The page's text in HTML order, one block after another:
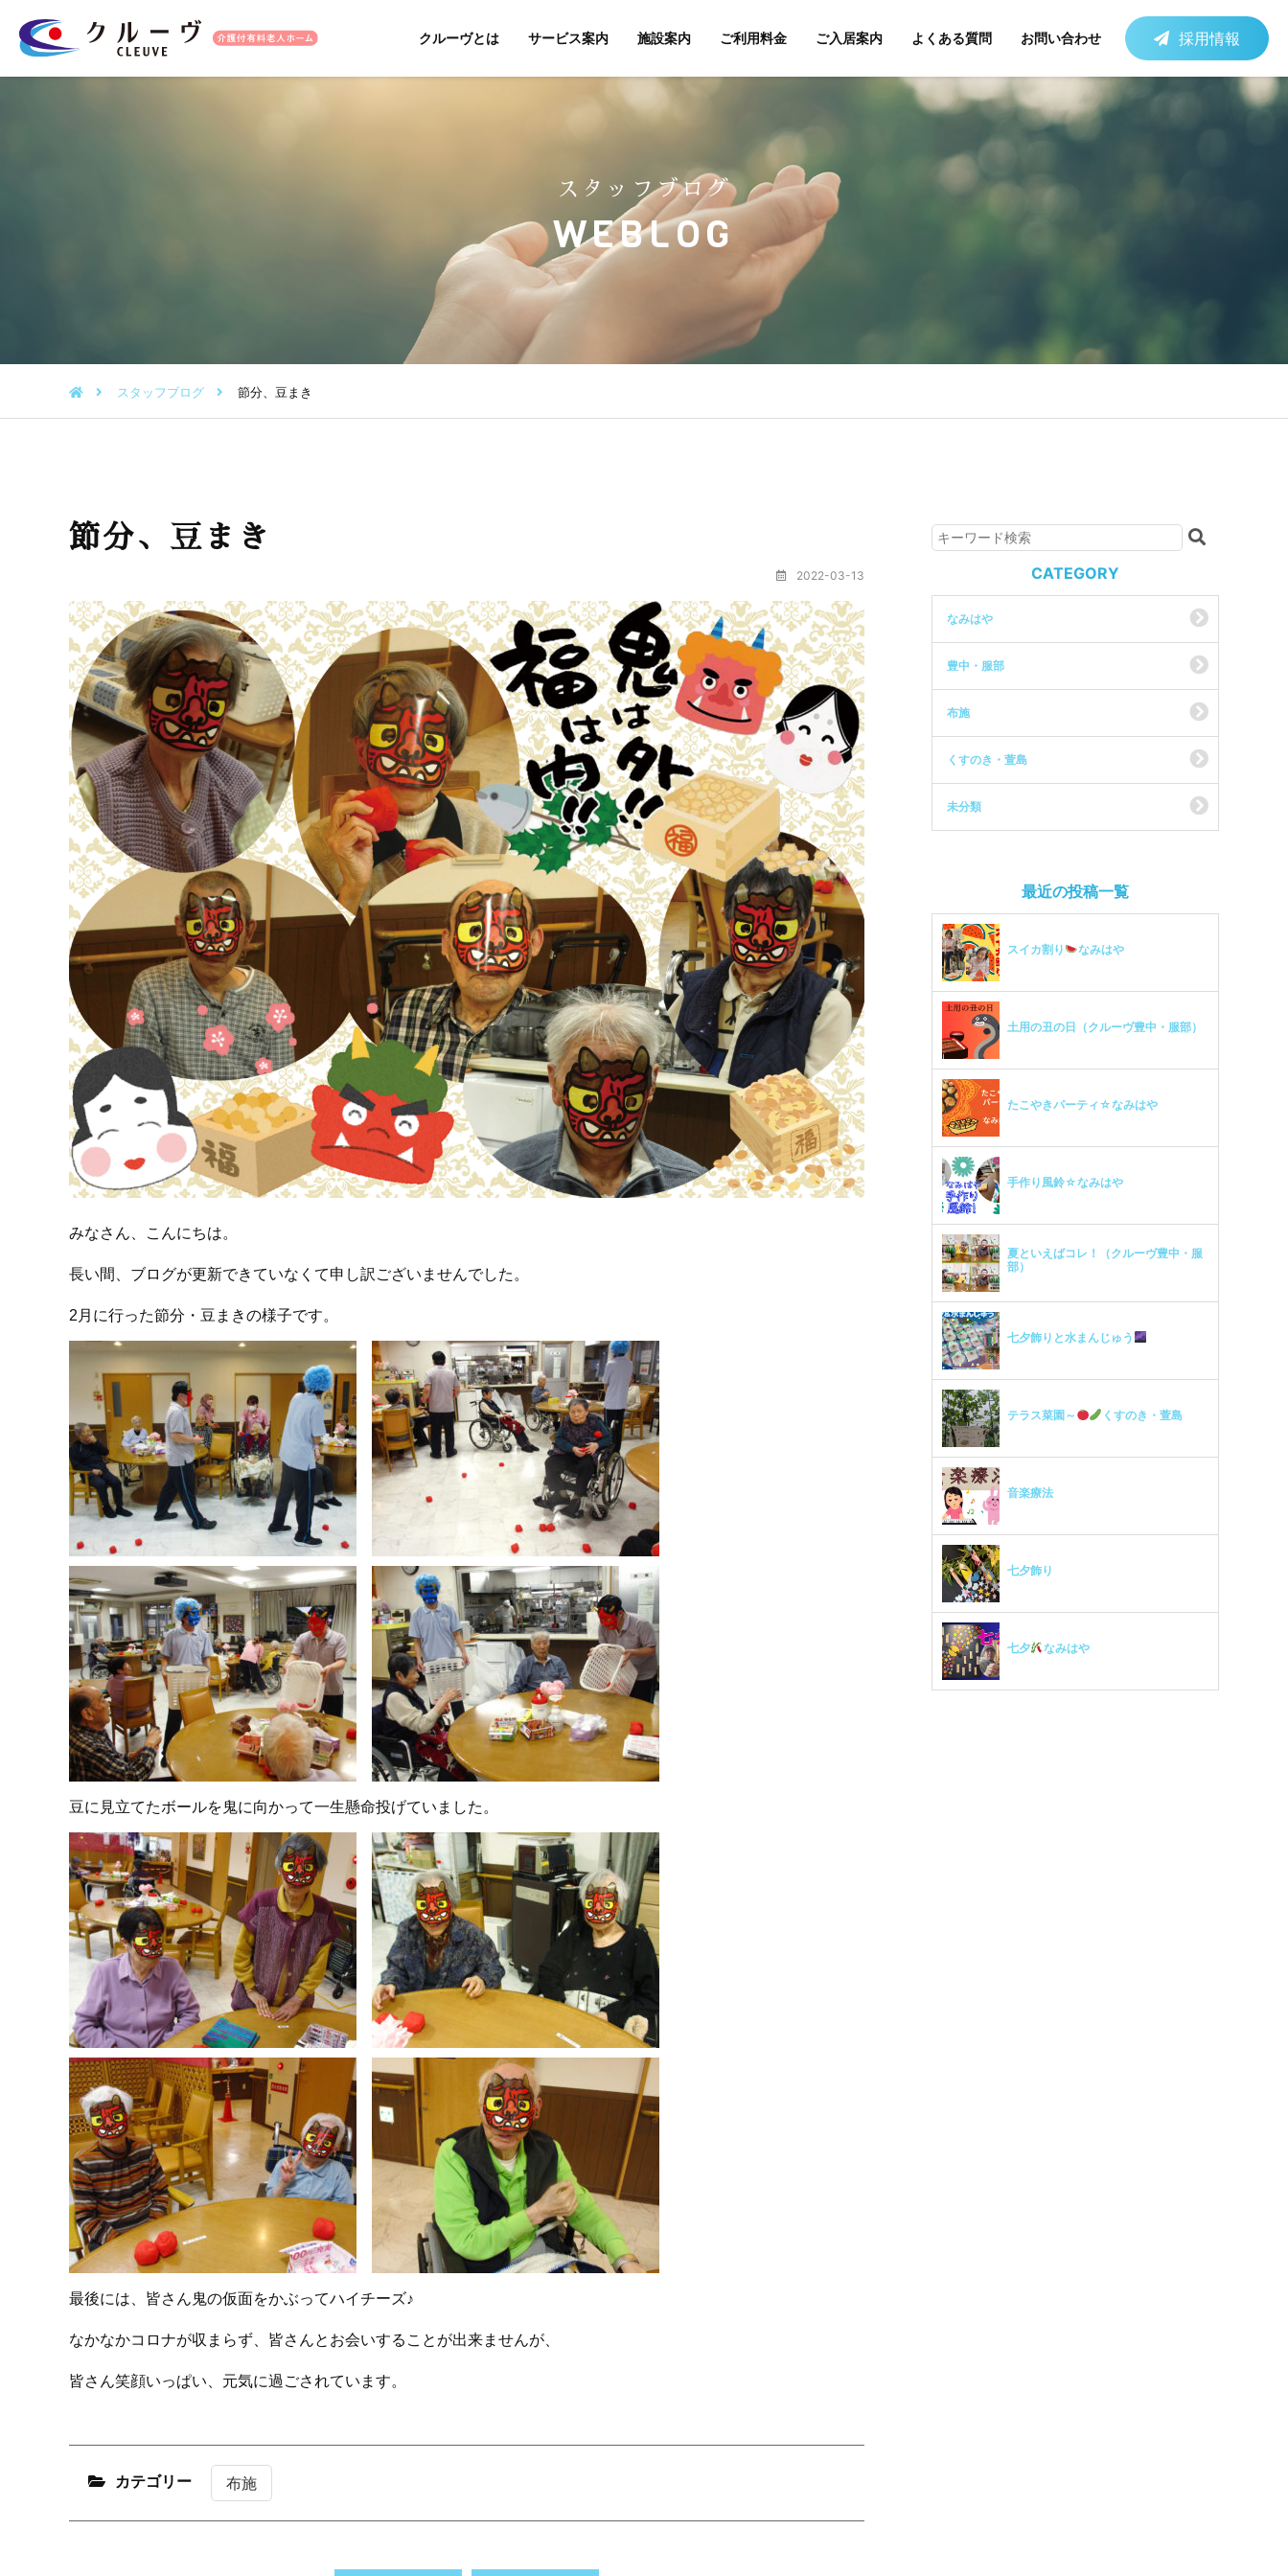
クルーヴとは サービス案内 施設案内 ご利用料金 ご入居案内 よくある質問 お問い合わせ 採用情報
スタッフブログ
WEBLOG
スタッフブログ 節分、豆まき
節分、豆まき
2022-03-13
みなさん、こんにちは。
長い間、ブログが更新できていなくて申し訳ございませんでした。
2月に行った節分・豆まきの様子です。
豆に見立てたボールを鬼に向かって一生懸命投げていました。
最後には、皆さん鬼の仮面をかぶってハイチーズ♪
なかなかコロナが収まらず、皆さんとお会いすることが出来ませんが、
皆さん笑顔いっぱい、元気に過ごされています。
カテゴリー 布施
CATEGORY
なみはや
豊中・服部
布施
くすのき・萱島
未分類
最近の投稿一覧
スイカ割り なみはや
土用の丑の日（クルーヴ豊中・服部）
たこやきパーティ☆なみはや
手作り風鈴☆なみはや
夏といえばコレ！（クルーヴ豊中・服
部）
七夕飾りと水まんじゅう
テラス菜園～ くすのき・萱島
音楽療法
七夕飾り
七夕 なみはや